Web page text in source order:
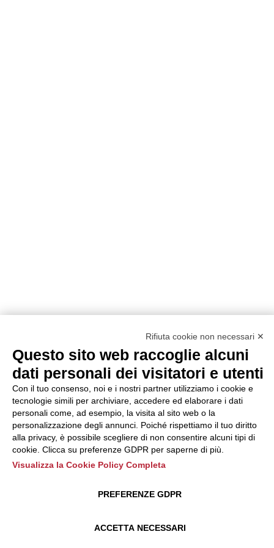
Rifiuta cookie non necessari ✕
Questo sito web raccoglie alcuni
dati personali dei visitatori e utenti
Con il tuo consenso, noi e i nostri partner utilizziamo i cookie e
tecnologie simili per archiviare, accedere ed elaborare i dati
personali come, ad esempio, la visita al sito web o la
personalizzazione degli annunci. Poiché rispettiamo il tuo diritto
alla privacy, è possibile scegliere di non consentire alcuni tipi di
cookie. Clicca su preferenze GDPR per saperne di più.
Visualizza la Cookie Policy Completa
ACCETTA NECESSARI
PREFERENZE GDPR